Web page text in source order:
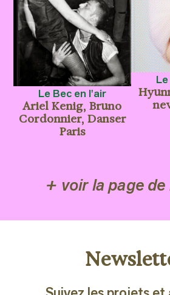
Le Bec en l'air
Ariel Kenig, Bruno
Cordonnier, Danser
Paris
+ voir la page